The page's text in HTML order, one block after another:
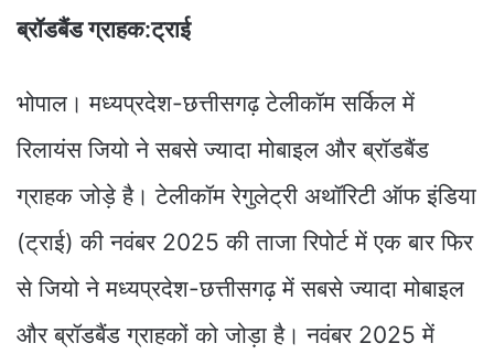
ब्रॉडबैंड ग्राहक:ट्राई
भोपाल। मध्यप्रदेश-छत्तीसगढ़ टेलीकॉम सर्किल में
रिलायंस जियो ने सबसे ज्यादा मोबाइल और ब्रॉडबैंड
ग्राहक जोड़े है। टेलीकॉम रेगुलेट्री अथॉरिटी ऑफ इंडिया
(ट्राई) की नवंबर 2025 की ताजा रिपोर्ट में एक बार फिर
से जियो ने मध्यप्रदेश-छत्तीसगढ़ में सबसे ज्यादा मोबाइल
और ब्रॉडबैंड ग्राहकों को जोड़ा है। नवंबर 2025 में